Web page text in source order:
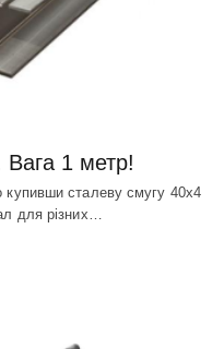
1 метр!
сталеву смугу 40х4
для різних…